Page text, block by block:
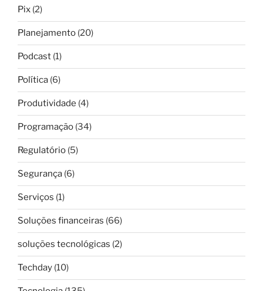
Pix (2)
Planejamento (20)
Podcast (1)
Política (6)
Produtividade (4)
Programação (34)
Regulatório (5)
Segurança (6)
Serviços (1)
Soluções financeiras (66)
soluções tecnológicas (2)
Techday (10)